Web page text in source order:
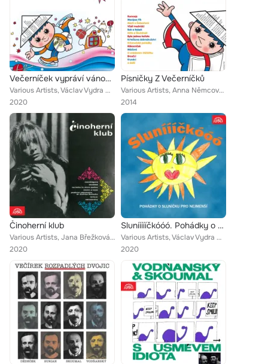
Večerníček vypráví vánoční pohádky
Various Artists, Václav Vydra ml., Vladimír Kaše, Jitka Molavcová, Josef Dvořák, Vojtěch Kotek, Jiřina Bohdalová, Karel Gott, Ba...
2020
Písničky Z Večerníčků
Various Artists, Anna Němcová, Kateřina Odarčenková, František Masopust, Tereza Tobiášová, Veronika Tůmová, Petr Skoumal, dětský...
2014
Činoherní klub
Various Artists, Jana Břežková, Jiří Hálek, Josef Somr, Jan Kačer, Jaroslav Wagner, Josef Vondráček, Nina Divíšková, Jiří Kodet,...
2020
Sluníííííčkóóó. Pohádky o sluníčku pro nejmenší
Various Artists, Václav Vydra ml., Milivoj Uzelac, Vlastimil Brodský, Marek Libert, Jitka Molavcová, Libuše Šafránková, Václav N...
2020